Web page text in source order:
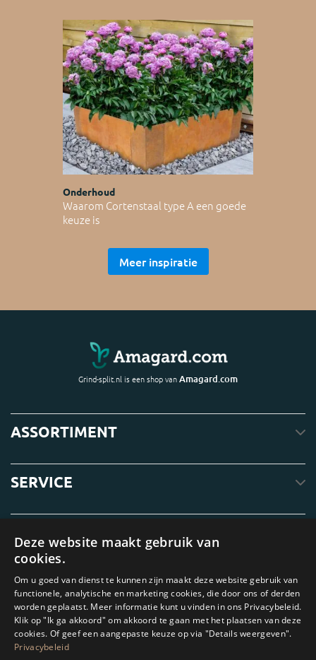
Onderhoud
Waarom Cortenstaal type A een goede
keuze is
Meer inspiratie
Grind-split.nl is een shop vanAmagard.com
ASSORTIMENT
SERVICE
Deze website maakt gebruik van
cookies.
Om u goed van dienst te kunnen zijn maakt deze website gebruik van
functionele, analytische en marketing cookies, die door ons of derden
worden geplaatst. Meer informatie kunt u vinden in ons Privacybeleid.
Klik op "Ik ga akkoord" om akkoord te gaan met het plaatsen van deze
cookies. Of geef een aangepaste keuze op via "Details weergeven".
Privacybeleid